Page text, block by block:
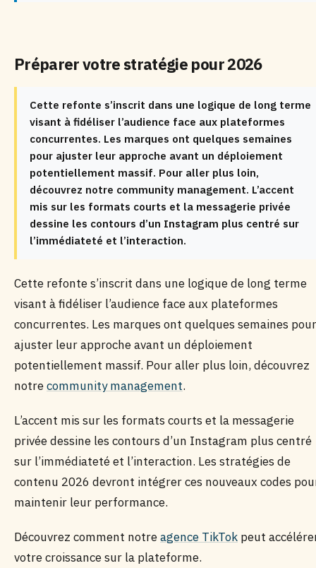
Préparer votre stratégie pour 2026
Cette refonte s’inscrit dans une logique de long terme
visant à fidéliser l’audience face aux plateformes
concurrentes. Les marques ont quelques semaines
pour ajuster leur approche avant un déploiement
potentiellement massif. Pour aller plus loin,
découvrez notre community management. L’accent
mis sur les formats courts et la messagerie privée
dessine les contours d’un Instagram plus centré sur
l’immédiateté et l’interaction.
Cette refonte s’inscrit dans une logique de long terme
visant à fidéliser l’audience face aux plateformes
concurrentes. Les marques ont quelques semaines pour
ajuster leur approche avant un déploiement
potentiellement massif. Pour aller plus loin, découvrez
notrecommunity management.
L’accent mis sur les formats courts et la messagerie
privée dessine les contours d’un Instagram plus centré
sur l’immédiateté et l’interaction. Les stratégies de
contenu 2026 devront intégrer ces nouveaux codes
maintenir leur performance.
Découvrez comment notreagence TikTok peut
votre croissance sur la plateforme.